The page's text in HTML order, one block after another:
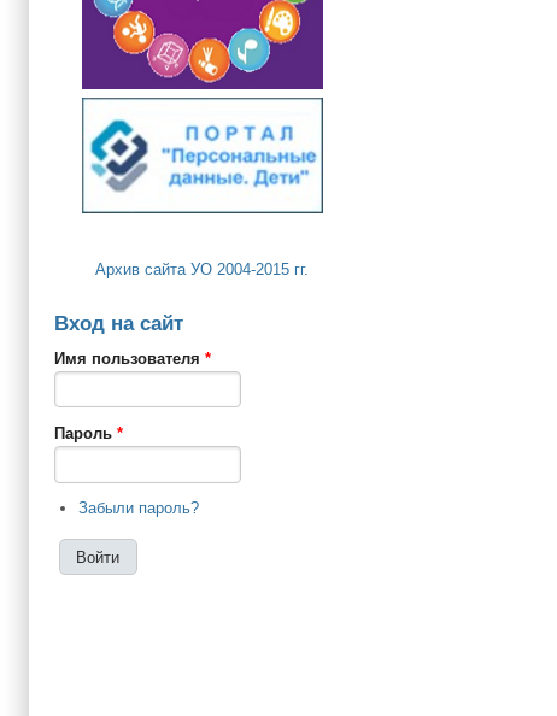
Архив сайта УО 2004-2015 гг.
Вход на сайт
Имя пользователя *
Пароль *
Забыли пароль?